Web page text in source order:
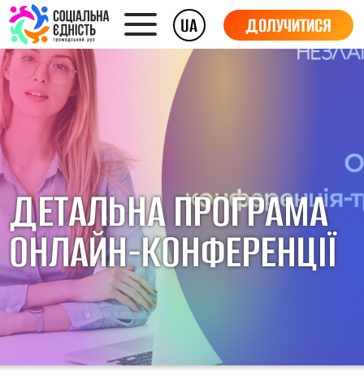
UA ДОЛУЧИТИСЯ
ДЕТАЛЬНА ПРОГРАМА
ОНЛАЙН-КОНФЕРЕНЦІЇ